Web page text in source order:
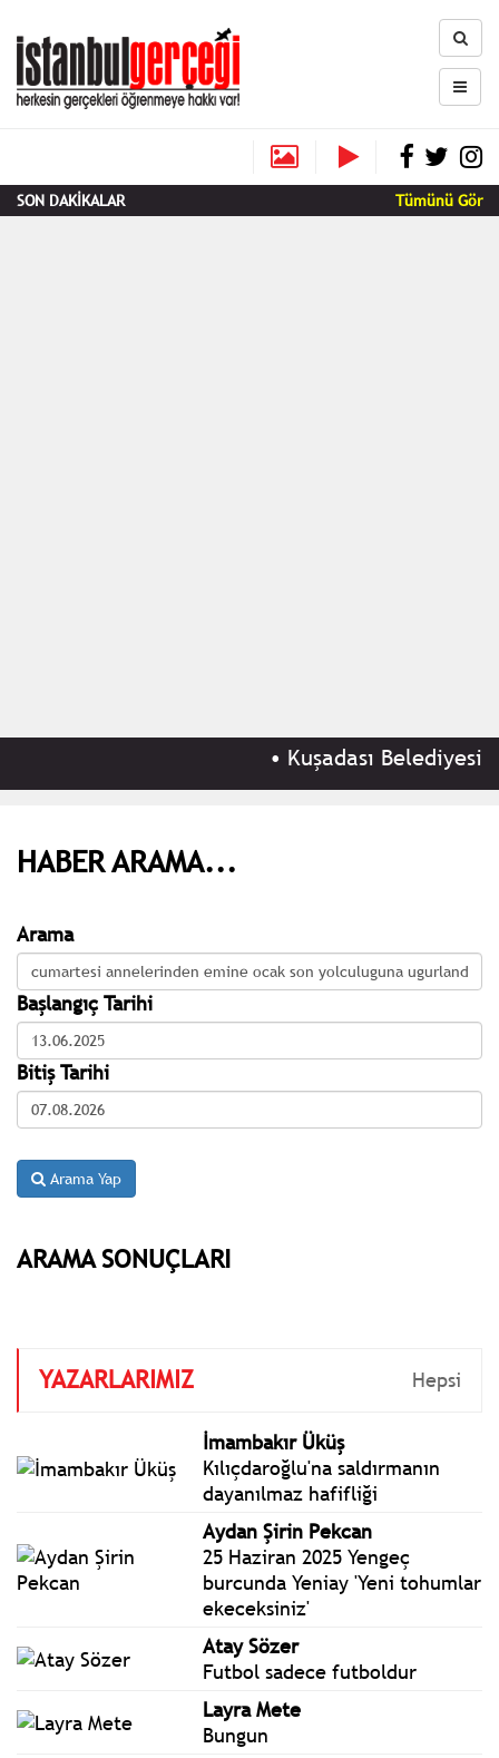
SON DAKİKALAR Tümünü Gör
•Kuşadası
HABER ARAMA...
Arama
Başlangıç Tarihi
Bitiş Tarihi
Arama Yap
ARAMA SONUÇLARI
YAZARLARIMIZ Hepsi
İmambakır Üküş
Kılıçdaroğlu'na saldırmanın
dayanılmaz hafifliği
Aydan Şirin Pekcan
25 Haziran 2025 Yengeç
burcunda Yeniay 'Yeni tohumlar
ekeceksiniz'
Atay Sözer
Futbol sadece futboldur
Layra Mete
Bungun